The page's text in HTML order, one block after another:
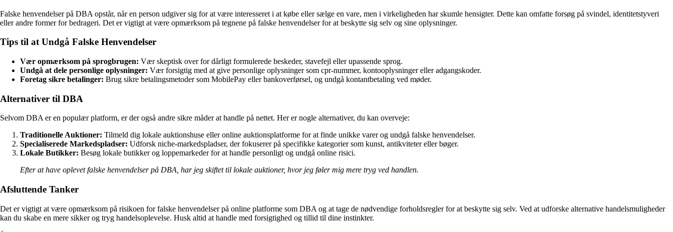
Falske henvendelser på DBA opstår, når en person udgiver sig for at være interesseret i at købe eller sælge en vare, men i virkeligheden har skumle hensigter. Dette kan omfatte forsøg på svindel, identitetstyveri
eller andre former for bedrageri. Det er vigtigt at være opmærksom på tegnene på falske henvendelser for at beskytte sig selv og sine oplysninger.
Tips til at Undgå Falske Henvendelser
Vær opmærksom på sprogbrugen: Vær skeptisk over for dårligt formulerede beskeder, stavefejl eller upassende sprog.
Undgå at dele personlige oplysninger: Vær forsigtig med at give personlige oplysninger som cpr-nummer, kontooplysninger eller adgangskoder.
Foretag sikre betalinger: Brug sikre betalingsmetoder som MobilePay eller bankoverførsel, og undgå kontantbetaling ved møder.
Alternativer til DBA
Selvom DBA er en populær platform, er der også andre sikre måder at handle på nettet. Her er nogle alternativer, du kan overveje:
Traditionelle Auktioner: Tilmeld dig lokale auktionshuse eller online auktionsplatforme for at finde unikke varer og undgå falske henvendelser.
Specialiserede Markedspladser: Udforsk niche-markedspladser, der fokuserer på specifikke kategorier som kunst, antikviteter eller bøger.
Lokale Butikker: Besøg lokale butikker og loppemarkeder for at handle personligt og undgå online risici.
Efter at have oplevet falske henvendelser på DBA, har jeg skiftet til lokale auktioner, hvor jeg føler mig mere tryg ved handlen.
Afsluttende Tanker
Det er vigtigt at være opmærksom på risikoen for falske henvendelser på online platforme som DBA og at tage de nødvendige forholdsregler for at beskytte sig selv. Ved at udforske alternative handelsmuligheder
kan du skabe en mere sikker og tryg handelsoplevelse. Husk altid at handle med forsigtighed og tillid til dine instinkter.